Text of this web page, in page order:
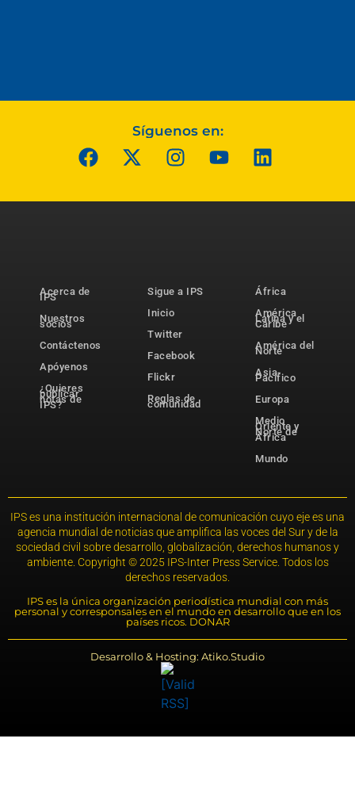
Síguenos en:
Acerca de
IPS
Nuestros
socios
Contáctenos
Apóyenos
¿Quieres
publicar
notas de
IPS?
Sigue a IPS
Inicio
Twitter
Facebook
Flickr
Reglas de
comunidad
África
América
Latina y el
Caribe
América del
Norte
Asia-
Pacífico
Europa
Medio
Oriente y
Norte de
África
Mundo
IPS es una institución internacional de comunicación cuyo eje es una
agencia mundial de noticias que amplifica las voces del Sur y de la
sociedad civil sobre desarrollo, globalización, derechos humanos y
ambiente. Copyright © 2025 IPS-Inter Press Service. Todos los
derechos reservados.
IPS es la única organización periodística mundial con más
personal y corresponsales en el mundo en desarrollo que en los
países ricos. DONAR
Desarrollo & Hosting: Atiko.Studio